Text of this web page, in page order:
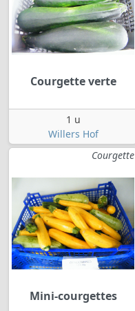
Courgette verte
1 u
Willers Hof
Courgette
Mini-courgettes